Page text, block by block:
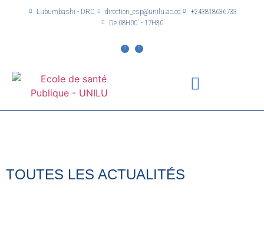
Lubumbashi - DRC direction_esp@unilu.ac.cd
+243818636733
De 08H00' - 17H30'
TOUTES LES ACTUALITÉS